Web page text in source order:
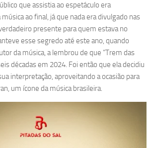
que assistia ao espetáculo era
ao final, já que nada era divulgado nas
presente para quem estava no
esse segredo até este ano, quando
da música, a lembrou de que “Trem das
décadas em 2024. Foi então que ela decidiu
interpretação, aproveitando a ocasião para
um ícone da música brasileira.